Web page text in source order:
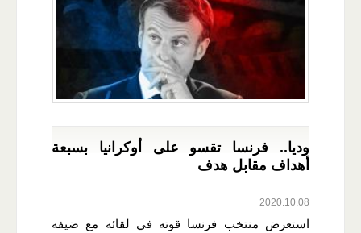
وديا.. فرنسا تقسو على أوكرانيا بسبعة
أهداف مقابل هدف
2020.10.08
استعرض منتخب فرنسا قوته في لقائه مع ضيفه